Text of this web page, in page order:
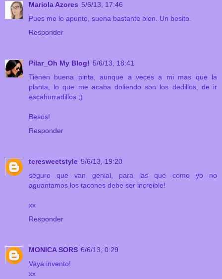
Mariola Azores 5/6/13, 17:46
Pues me lo apunto, suena bastante bien. Un besito.
Responder
Pilar_Oh My Blog! 5/6/13, 18:41
Tienen buena pinta, aunque a veces a mi mas que la
planta, lo que me acaba doliendo son los dedillos, de ir
escahurradillos ;)
Besos!
Responder
teresweetstyle 5/6/13, 19:20
seguro que van genial, para las que como yo no
aguantamos los tacones debe ser increible!
xx
Responder
MONICA SORS 6/6/13, 0:29
Vaya invento!
xx